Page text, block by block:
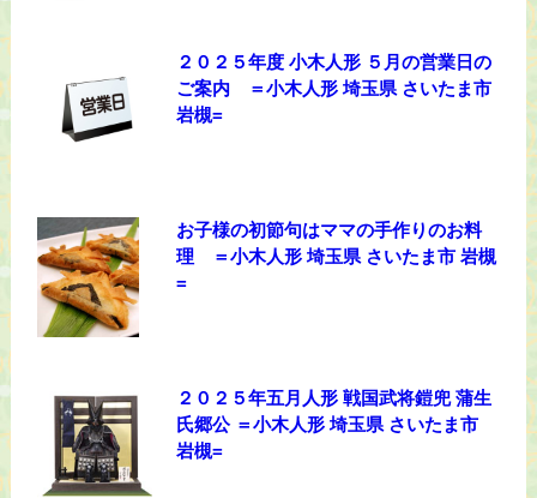
２０２５年度 小木人形 ５月の営業日の
ご案内 ＝小木人形 埼玉県 さいたま市
岩槻=
お子様の初節句はママの手作りのお料
理 ＝小木人形 埼玉県 さいたま市 岩槻
=
２０２５年五月人形 戦国武将鎧兜 蒲生
氏郷公 ＝小木人形 埼玉県 さいたま市
岩槻=